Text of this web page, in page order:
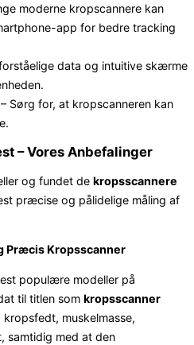
moderne kropscannere kan
app for bedre tracking
data og intuitive skærme
– Sørg for, at kropscanneren kan
– Vores Anbefalinger
og fundet de kropsscannere
præcise og pålidelige måling af
Præcis Kropsscanner
populære modeller på
til titlen som kropsscanner
muskelmasse,
samtidig med at den